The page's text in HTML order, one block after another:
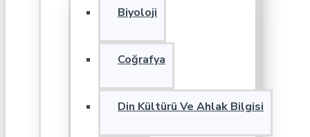
Biyoloji
Coğrafya
Din Kültürü Ve Ahlak Bilgisi